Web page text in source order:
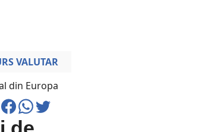
VALUTAR
din Europa